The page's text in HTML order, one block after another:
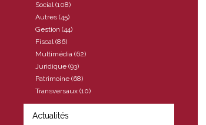
Social (108)
Autres (45)
Gestion (44)
Fiscal (86)
Multimédia (62)
Juridique (93)
Patrimoine (68)
Transversaux (10)
Actualités